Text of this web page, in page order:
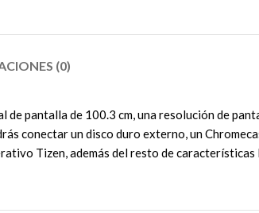
(0)
de pantalla de 100.3 cm, una resolución de
conectar un disco duro externo, un
Tizen, además del resto de características